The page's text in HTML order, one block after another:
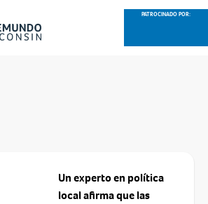
PATROCINADO POR:
Un experto en política
local afirma que las